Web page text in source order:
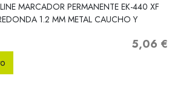
MARCADOR PERMANENTE EK-440 XF
1.2 MM METAL CAUCHO Y
Precio
5,06 €